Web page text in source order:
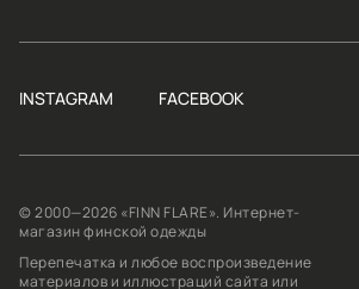
INSTAGRAM FACEBOOK
© 2000—2026 «FINN FLARE». Интернет-
магазин финской одежды
Перепечатка и любое воспроизведение
материалов и иллюстраций сайта или